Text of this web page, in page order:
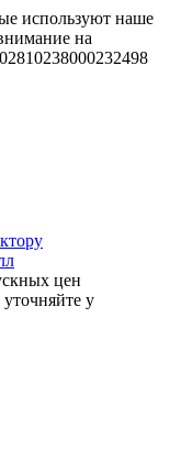
используют наше
на
цен
у